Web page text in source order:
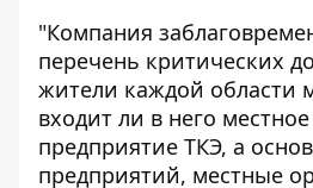
"Компания
перечень критических
жители каждой области
входит ли в него
предприятие ТКЭ, а
предприятий, местные